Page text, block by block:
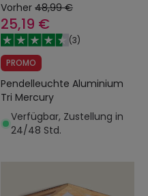
Vorher 48,99 €
25,19 €
(3)
PROMO
Pendelleuchte Aluminium
Tri Mercury
Verfügbar, Zustellung in
24/48 Std.